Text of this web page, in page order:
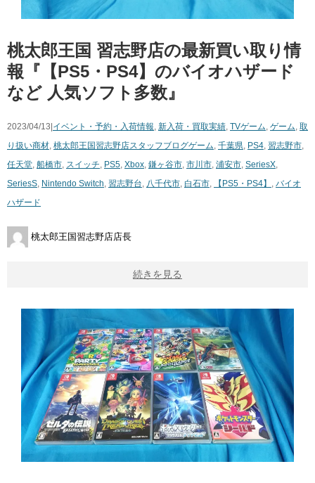
桃太郎王国 習志野店の最新買い取り情
報『【PS5・PS4】のバイオハザード
など 人気ソフト多数』
2023/04/13| イベント・予約・入荷情報, 新入荷・買取実績, TVゲーム, ゲーム, 取
り扱い商材, 桃太郎王国習志野店スタッフブログゲーム, 千葉県, PS4, 習志野市,
任天堂, 船橋市, スイッチ, PS5, Xbox, 鎌ヶ谷市, 市川市, 浦安市, SeriesX,
SeriesS, Nintendo Switch, 習志野台, 八千代市, 白石市, 【PS5・PS4】 , バイオ
ハザード
桃太郎王国習志野店店長
続きを見る